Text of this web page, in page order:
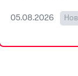
05.08.2026